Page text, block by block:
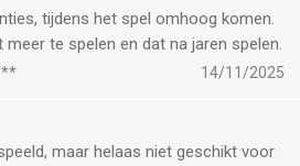
het laatst vergeleken op 8
tijdens het spel omhoog komen.
meer te spelen en dat na jaren spelen.
14/11/2025
maar helaas niet geschikt voor